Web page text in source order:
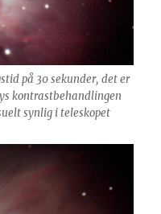
på 30 sekunder, det er
kontrastbehandlingen
synlig i teleskopet